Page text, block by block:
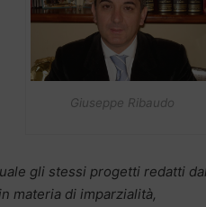
Giuseppe Ribaudo
gli stessi progetti redatti
materia di imparzialità,